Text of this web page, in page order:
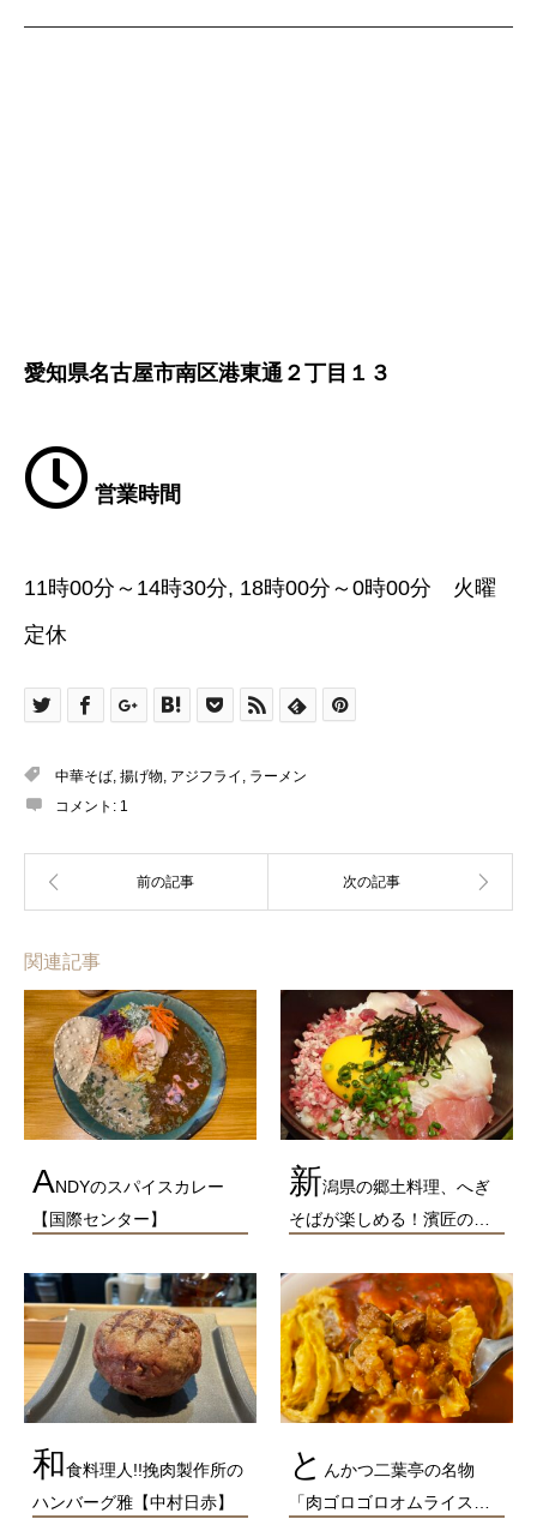
愛知県名古屋市南区港東通２丁目１３
営業時間
11時00分～14時30分, 18時00分～0時00分 火曜
定休
中華そば, 揚げ物, アジフライ , ラーメン
コメント: 1
関連記事
ANDYのスパイスカレー
【国際センター】
新潟県の郷土料理、へぎ
そばが楽しめる！濱匠の…
和食料理人!!挽肉製作所の
ハンバーグ雅【中村日赤】
と んかつ二葉亭の名物
「肉ゴロゴロオムライス…